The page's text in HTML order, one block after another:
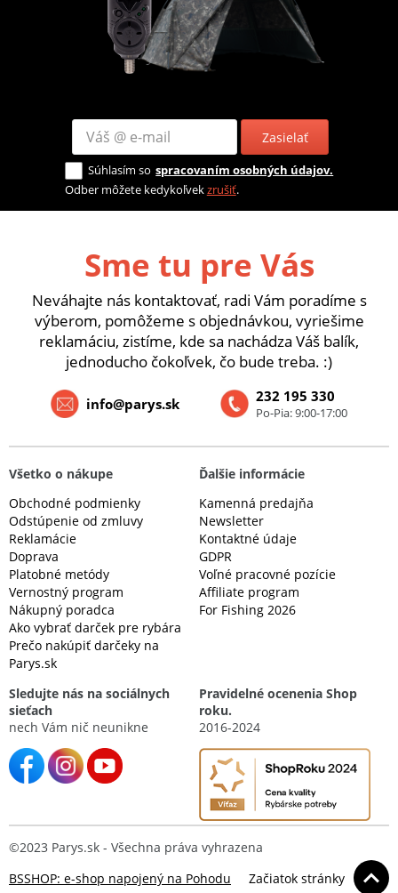
Zasielať
Súhlasím so spracovaním osobných údajov.
Odber môžete kedykoľvekzrušiť.
Sme tu pre Vás
Neváhajte nás kontaktovať, radi Vám poradíme s
výberom, pomôžeme s objednávkou, vyriešime
reklamáciu, zistíme, kde sa nachádza Váš balík,
jednoducho čokoľvek, čo bude treba. :)
232 195 330
Po-Pia: 9:00-17:00
info@parys.sk
Všetko o nákupe
Obchodné podmienky
Odstúpenie od zmluvy
Reklamácie
Doprava
Platobné metódy
Vernostný program
Nákupný poradca
Ako vybrať darček pre rybára
Prečo nakúpiť darčeky na
Parys.sk
Ďalšie informácie
Kamenná predajňa
Newsletter
Kontaktné údaje
GDPR
Voľné pracovné pozície
Affiliate program
For Fishing 2026
Sledujte nás na sociálnych
sieťach
nech Vám nič neunikne
Pravidelné ocenenia Shop
roku.
2016-2024
©2023 Parys.sk - Všechna práva vyhrazena
BSSHOP: e-shop napojený na Pohodu
Začiatok stránky